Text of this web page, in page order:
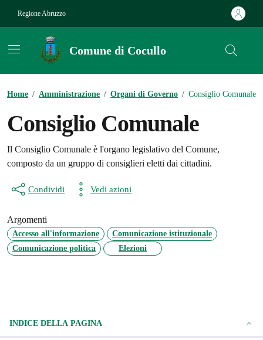
Regione Abruzzo
Comune di Cocullo
Home / Amministrazione / Organi di Governo / Consiglio Comunale
Consiglio Comunale
Il Consiglio Comunale è l'organo legislativo del Comune,
composto da un gruppo di consiglieri eletti dai cittadini.
Condividi Vedi azioni
Argomenti
Accesso all'informazione
Comunicazione istituzionale
Comunicazione politica
Elezioni
INDICE DELLA PAGINA